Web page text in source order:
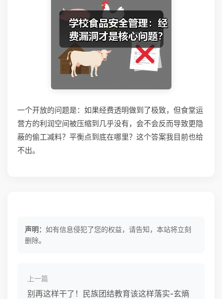
一个开放的问题是：如果经费透明做到了极致，但食堂运
营方的利润空间被压缩到几乎没有，会不会反而导致更隐
蔽的偷工减料？平衡点到底在哪里？这个答案我目前也给
不出。
声明： 如有信息侵犯了您的权益，请告知，本站将立刻
删除。
上一篇
别再这样干了！民族团结教育该这样落实-玄熵